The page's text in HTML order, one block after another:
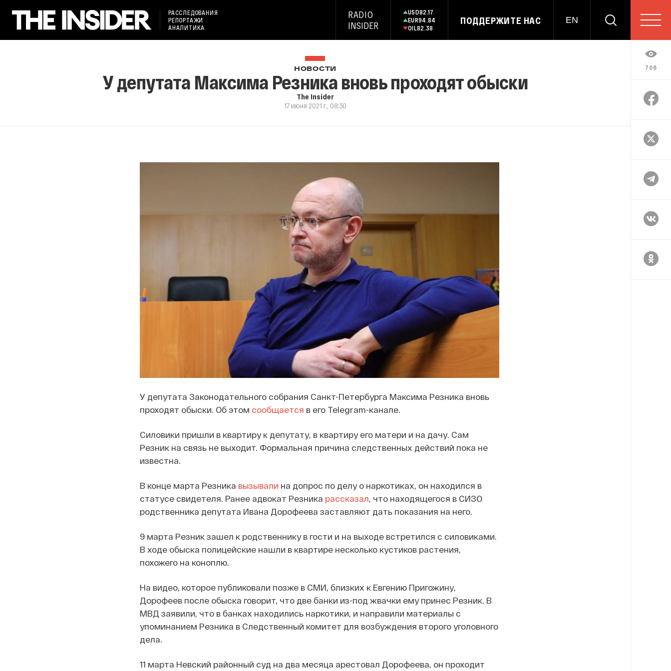
РАССЛЕДОВАНИЯ
РЕПОРТАЖИ
АНАЛИТИКА
RADIO
INSIDER
USD82.17
EUR94.84
OIL82.38
ПОДДЕРЖИТЕ НАС EN
706
НОВОСТИ
У депутата Максима Резника вновь проходят обыски
The Insider
17 июня 2021 г., 08:30
У депутата Законодательного собрания Санкт-Петербурга Максима Резника вновь
проходят обыски. Об этом сообщается в его Telegram-канале.
Силовики пришли в квартиру к депутату, в квартиру его матери и на дачу. Сам
Резник на связь не выходит. Формальная причина следственных действий пока не
известна.
В конце марта Резника вызывали на допрос по делу о наркотиках, он находился в
статусе свидетеля. Ранее адвокат Резника рассказал, что находящегося в СИЗО
родственника депутата Ивана Дорофеева заставляют дать показания на него.
9 марта Резник зашел к родственнику в гости и на выходе встретился с силовиками.
В ходе обыска полицейские нашли в квартире несколько кустиков растения,
похожего на коноплю.
На видео, которое публиковали позже в СМИ, близких к Евгению Пригожину,
Дорофеев после обыска говорит, что две банки из-под жвачки ему принес Резник. В
МВД заявили, что в банках находились наркотики, и направили материалы с
упоминанием Резника в Следственный комитет для возбуждения второго уголовного
дела.
11 марта Невский районный суд на два месяца арестовал Дорофеева, он проходит